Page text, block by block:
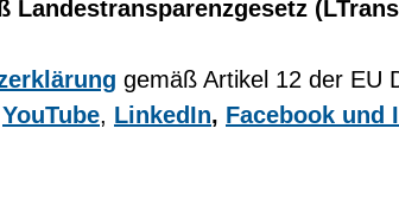
Landestransparenzgesetz
gemäß Artikel 12 der EU
YouTube, LinkedIn, Facebook und